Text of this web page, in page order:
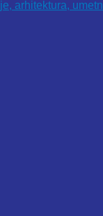
arhitektura,